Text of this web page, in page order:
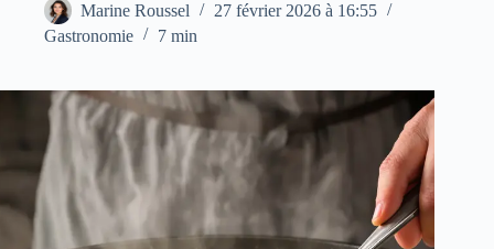
Marine Roussel
27 février 2026 à 16:55
Gastronomie
7 min